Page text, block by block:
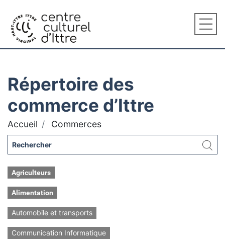
Répertoire des
commerce d’Ittre
Accueil Commerces
Agriculteurs
Alimentation
Automobile et transports
Communication Informatique